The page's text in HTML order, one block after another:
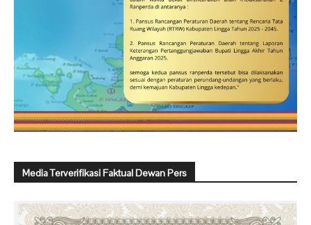
Media Terverifikasi Faktual Dewan Pers